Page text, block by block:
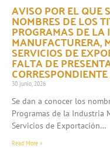
AVISO POR EL QUE
NOMBRES DE LOS
PROGRAMAS DE
MANUFACTURERA,
SERVICIOS DE
FALTA DE
30 junio, 2026
Se dan a conocer los
Programas de la Industria
Servicios de Exportación…
Read More »